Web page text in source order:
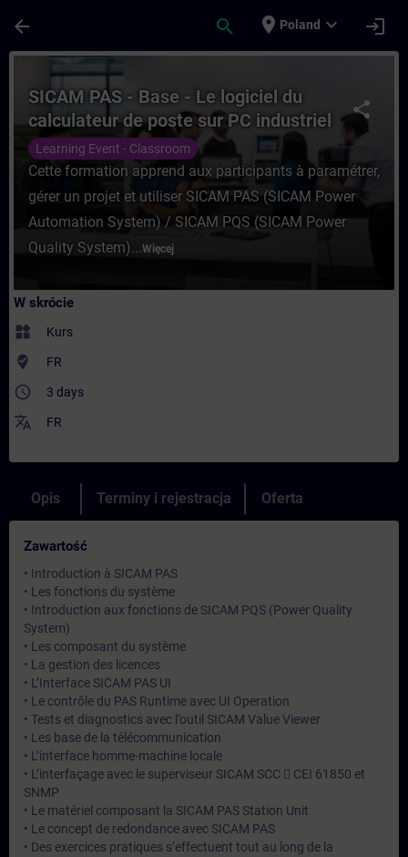
arrow_back search place Poland expand_more login
Kurs - SICAM PAS - Base - Le logiciel
share
SICAM PAS - Base - Le logiciel du
calculateur de poste sur PC industriel
Learning Event - Classroom
Cette formation apprend aux participants à paramétrer,
gérer un projet et utiliser SICAM PAS (SICAM Power
Automation System) / SICAM PQS (SICAM Power
Quality System)...Więcej
W skrócie
widgets Kurs
where_to_vote FR
access_time 3 days
translate FR
Opis Terminy i rejestracja Oferta
Zawartość
• Introduction à SICAM PAS
• Les fonctions du système
• Introduction aux fonctions de SICAM PQS (Power Quality
System)
• Les composant du système
• La gestion des licences
• L’Interface SICAM PAS UI
• Le contrôle du PAS Runtime avec UI Operation
• Tests et diagnostics avec l’outil SICAM Value Viewer
• Les base de la télécommunication
• L’interface homme-machine locale
• L’interfaçage avec le superviseur SICAM SCC  CEI 61850 et
SNMP
• Le matériel composant la SICAM PAS Station Unit
• Le concept de redondance avec SICAM PAS
• Des exercices pratiques s’effectuent tout au long de la